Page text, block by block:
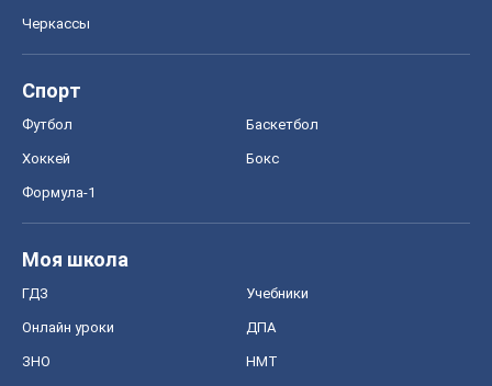
Черкассы
Спорт
Футбол Баскетбол
Хоккей Бокс
Формула-1
Моя школа
ГДЗ Учебники
Онлайн уроки ДПА
ЗНО НМТ